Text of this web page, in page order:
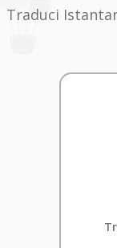
Traduci